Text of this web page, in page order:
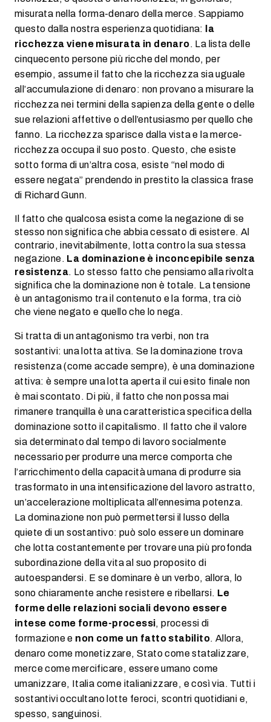
misurata nella forma-denaro della merce. Sappiamo
questo dalla nostra esperienza quotidiana: la
ricchezza viene misurata in denaro. La lista delle
cinquecento persone più ricche del mondo, per
esempio, assume il fatto che la ricchezza sia uguale
all’accumulazione di denaro: non provano a misurare la
ricchezza nei termini della sapienza della gente o delle
sue relazioni affettive o dell’entusiasmo per quello che
fanno. La ricchezza sparisce dalla vista e la merce-
ricchezza occupa il suo posto. Questo, che esiste
sotto forma di un’altra cosa, esiste “nel modo di
essere negata” prendendo in prestito la classica frase
di Richard Gunn.
Il fatto che qualcosa esista come la negazione di se
stesso non significa che abbia cessato di esistere. Al
contrario, inevitabilmente, lotta contro la sua stessa
negazione. La dominazione è inconcepibile senza
resistenza. Lo stesso fatto che pensiamo alla rivolta
significa che la dominazione non è totale. La tensione
è un antagonismo tra il contenuto e la forma, tra ciò
che viene negato e quello che lo nega.
Si tratta di un antagonismo tra verbi, non tra
sostantivi: una lotta attiva. Se la dominazione trova
resistenza (come accade sempre), è una dominazione
attiva: è sempre una lotta aperta il cui esito finale non
è mai scontato. Di più, il fatto che non possa mai
rimanere tranquilla è una caratteristica specifica della
dominazione sotto il capitalismo. Il fatto che il valore
sia determinato dal tempo di lavoro socialmente
necessario per produrre una merce comporta che
l’arricchimento della capacità umana di produrre sia
trasformato in una intensificazione del lavoro astratto,
un’accelerazione moltiplicata all’ennesima potenza.
La dominazione non può permettersi il lusso della
quiete di un sostantivo: può solo essere un dominare
che lotta costantemente per trovare una più profonda
subordinazione della vita al suo proposito di
autoespandersi. E se dominare è un verbo, allora, lo
sono chiaramente anche resistere e ribellarsi. Le
forme delle relazioni sociali devono essere
intese come forme-processi, processi di
formazione e non come un fatto stabilito. Allora,
denaro come monetizzare, Stato come statalizzare,
merce come mercificare, essere umano come
umanizzare, Italia come italianizzare, e così via. Tutti i
sostantivi occultano lotte feroci, scontri quotidiani e,
spesso, sanguinosi.